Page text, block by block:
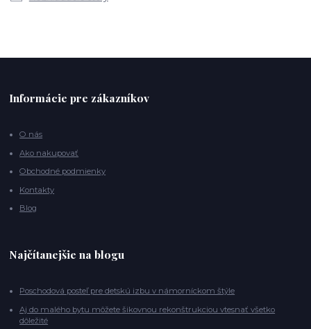
Informácie pre zákazníkov
O nás
Ako nakupovať
Obchodné podmienky
Kontakty
Blog
Najčítanejšie na blogu
Poschodová posteľ pre detskú izbu v námorníckom štýle
Aj do malého bytu môžete šikovnou rekonštrukciou vtesnať všetko
dôležité